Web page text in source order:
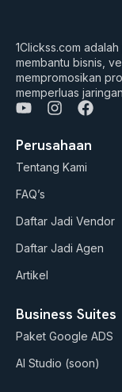
1Clickss.com
membantu bisnis,
mempromosikan
memperluas
Y
u
t
u
b
e
I
s
t
a
a
F
c
e
b
k
Perusahaan
Tentang Kami
FAQ’s
Daftar Jadi Vendor
Daftar Jadi Agen
Artikel
Business Suites
Paket Google ADS
AI Studio (soon)